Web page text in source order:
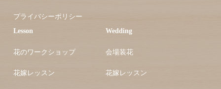
プライバシーポリシー
Lesson
花のワークショップ
花嫁レッスン
Wedding
会場装花
花嫁レッスン